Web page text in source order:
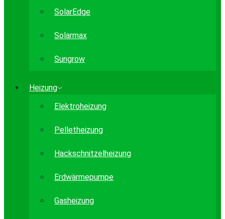
SolarEdge
Solarmax
Sungrow
Heizung
Elektroheizung
Pelletheizung
Hackschnitzelheizung
Erdwärmepumpe
Gasheizung